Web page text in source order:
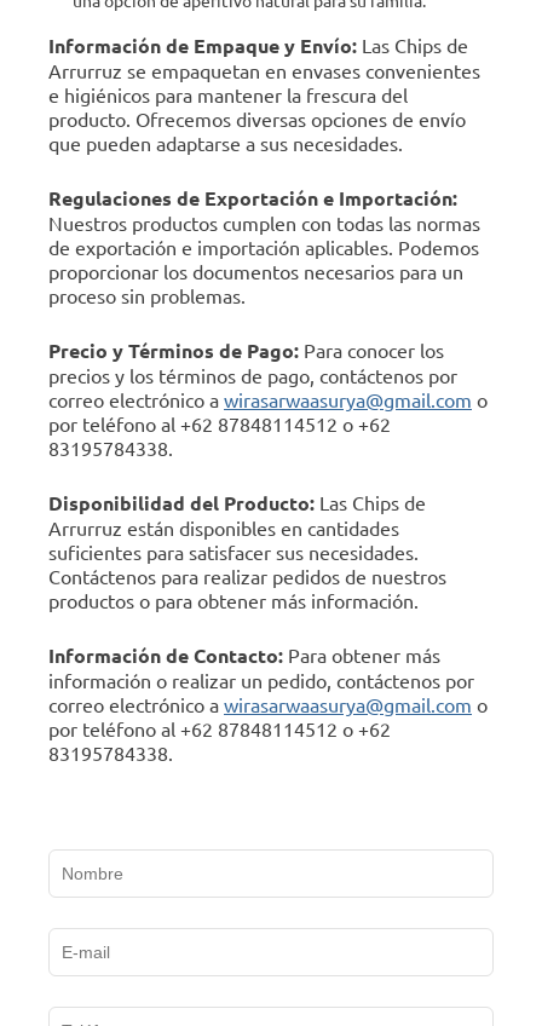
Información de Empaque y Envío: Las Chips de
Arrurruz se empaquetan en envases convenientes
e higiénicos para mantener la frescura del
producto. Ofrecemos diversas opciones de envío
que pueden adaptarse a sus necesidades.
Regulaciones de Exportación e Importación:
Nuestros productos cumplen con todas las normas
de exportación e importación aplicables. Podemos
proporcionar los documentos necesarios para un
proceso sin problemas.
Precio y Términos de Pago: Para conocer los
precios y los términos de pago, contáctenos por
correo electrónico a wirasarwaasurya@gmail.com o
por teléfono al +62 87848114512 o +62
83195784338.
Disponibilidad del Producto: Las Chips de
Arrurruz están disponibles en cantidades
suficientes para satisfacer sus necesidades.
Contáctenos para realizar pedidos de nuestros
productos o para obtener más información.
Información de Contacto: Para obtener más
información o realizar un pedido, contáctenos por
correo electrónico a wirasarwaasurya@gmail.com o
por teléfono al +62 87848114512 o +62
83195784338.